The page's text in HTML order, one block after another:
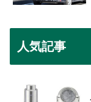
人気記事